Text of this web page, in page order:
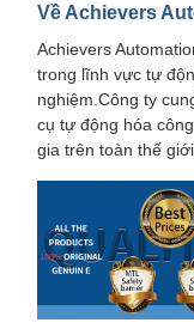
Về Achievers
Achievers
trong lĩnh vực tự
nghiệm.Công ty
cụ tự động hóa
gia trên toàn thế giới.